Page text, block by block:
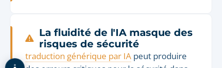
La fluidité de l'IA masque des
risques de sécurité
traduction générique par IA peut produire